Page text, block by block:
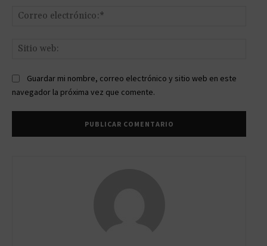
Guardar mi nombre, correo electrónico y sitio web en este
navegador la próxima vez que comente.